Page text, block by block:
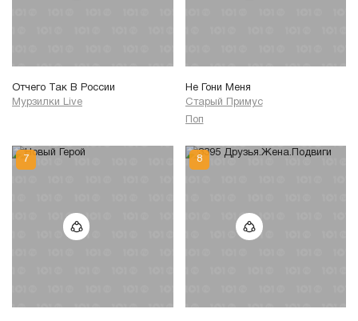
Отчего Так В России
Мурзилки Live
Не Гони Меня
Старый Примус
Поп